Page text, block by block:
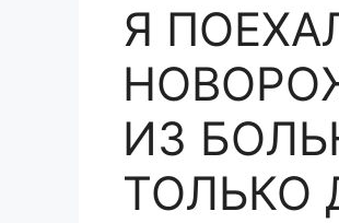
Я
ИЗ
ТОЛЬКО